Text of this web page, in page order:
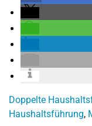
Doppelte
Haushaltsführung,